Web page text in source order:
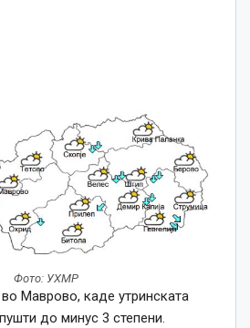
Фото: УХМР
Маврово, каде утринската
до минус 3 степени.